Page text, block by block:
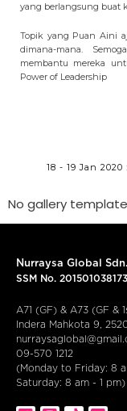
yang berlangsung buat
Topik yang Puan Aini
dimana-mana.
membantu mereka
Power of Leadership
18 - 19 Jan
No gallery
Nurraysa Global
SSM No.
A71 (GF) & A73 (GF &
Indera Mahkota 9,
09-570 1212
(Monday to Friday: 8
Saturday: 8 am - 1 pm)